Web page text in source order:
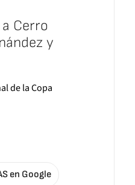
Cerro
y
en Google